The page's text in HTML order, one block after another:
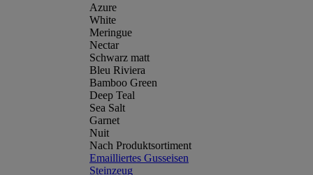
Azure
White
Meringue
Nectar
Schwarz matt
Bleu Riviera
Bamboo Green
Deep Teal
Sea Salt
Garnet
Nuit
Nach Produktsortiment
Emailliertes Gusseisen
Steinzeug